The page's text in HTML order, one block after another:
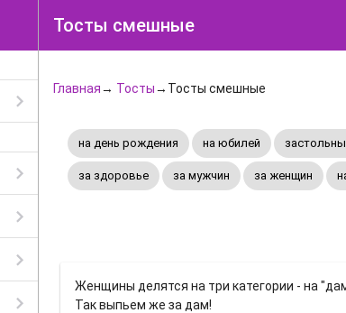
Тосты смешные
Главная→ Тосты→Тосты смешные
на день рождения на юбилей
за здоровье за мужчин за женщин
Женщины делятся на три категории - на
Так выпьем же за дам!